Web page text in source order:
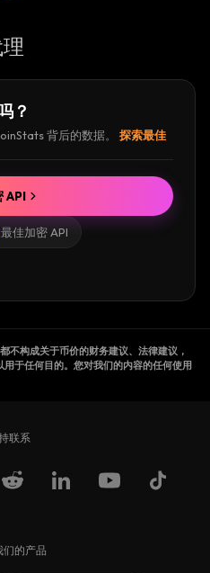
？
背后的数据。
探索最佳
最佳加密 API
API
不构成关于币价的财务建议、法律建议，
于任何目的。您对我们的内容的任何使用
联系
们的产品